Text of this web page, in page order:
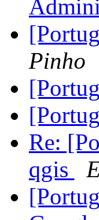
Pinho
Re:
qgis